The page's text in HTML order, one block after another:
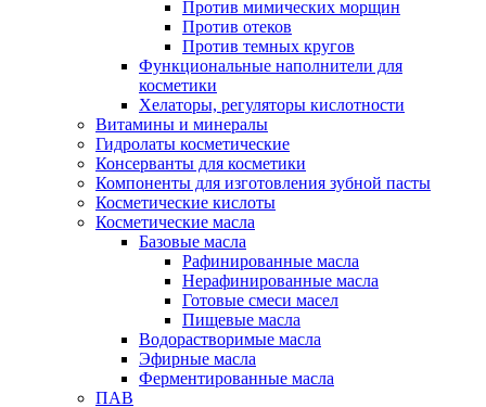
Против мимических морщин
Против отеков
Против темных кругов
Функциональные наполнители для
косметики
Хелаторы, регуляторы кислотности
Витамины и минералы
Гидролаты косметические
Консерванты для косметики
Компоненты для изготовления зубной пасты
Косметические кислоты
Косметические масла
Базовые масла
Рафинированные масла
Нерафинированные масла
Готовые смеси масел
Пищевые масла
Водорастворимые масла
Эфирные масла
Ферментированные масла
ПАВ